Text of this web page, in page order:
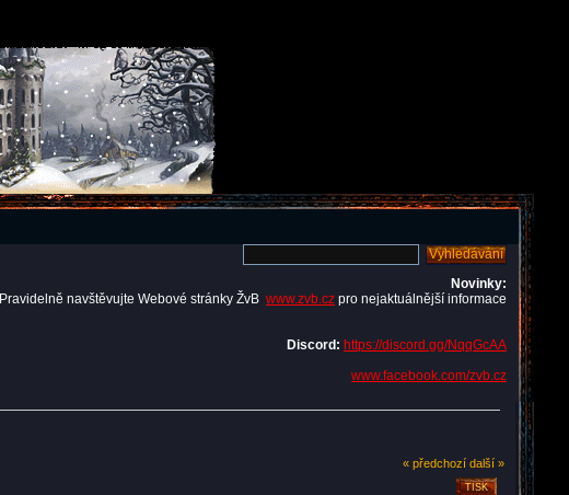
Novinky:
Pravidelně navštěvujte Webové stránky ŽvB www.zvb.cz pro nejaktuálnější informace
Discord: https://discord.gg/NqqGcAA
www.facebook.com/zvb.cz
« předchozí další »
TISK